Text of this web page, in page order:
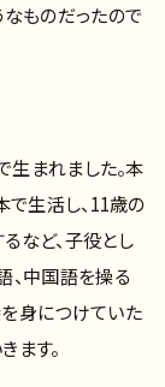
なものだったので
生まれました。本
で生活し、11歳の
など、子役とし
、中国語を操る
身につけていた
ます。